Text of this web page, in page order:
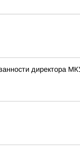
директора